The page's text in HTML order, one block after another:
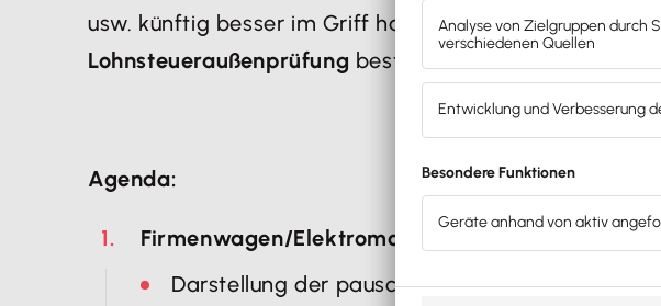
usw. künftig besser im Griff hast und für die kommende
Lohnsteueraußenprüfung bestens vorbereitet bist.
Agenda:
Firmenwagen/Elektromobilität
Darstellung der pauschalen bzw. individuellen